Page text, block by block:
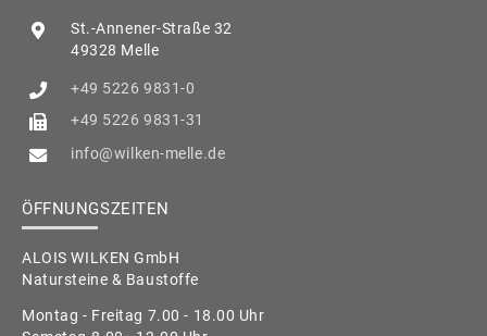
St.-Annener-Straße 32
49328 Melle
+49 5226 9831-0
+49 5226 9831-31
info@wilken-melle.de
ÖFFNUNGSZEITEN
ALOIS WILKEN GmbH
Natursteine & Baustoffe
Montag - Freitag 7.00 - 18.00 Uhr